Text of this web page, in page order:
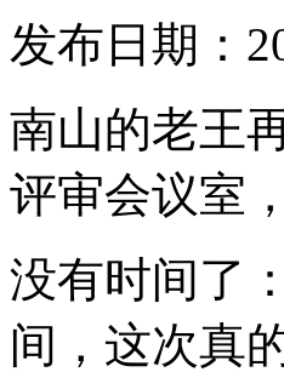
发布日期：
南山的老王
评审会议室
没有时间了
间，这次真